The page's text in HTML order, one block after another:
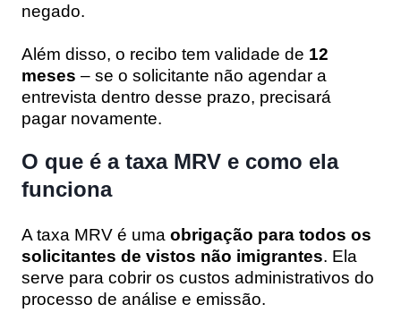
negado.
Além disso, o recibo tem validade de 12
meses – se o solicitante não agendar a
entrevista dentro desse prazo, precisará
pagar novamente.
O que é a taxa MRV e como ela
funciona
A taxa MRV é uma obrigação para todos os
solicitantes de vistos não imigrantes. Ela
serve para cobrir os custos administrativos do
processo de análise e emissão.